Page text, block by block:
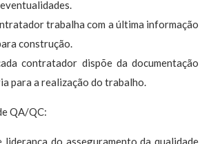
trabalha com a última informação
construção.
contratador dispõe da documentação
para a realização do trabalho.
QA/QC:
liderança do asseguramento da qualidade